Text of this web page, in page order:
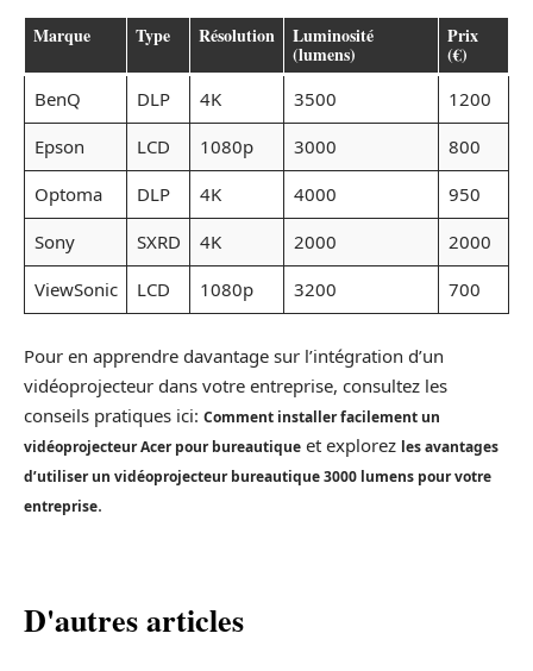
Marque Type Résolution Luminosité
(lumens)
Prix
(€)
BenQ DLP 4K 3500
1200
Epson
LCD 1080p 3000
800
Optoma
DLP 4K 4000
950
Sony
SXRD 4K 2000
2000
ViewSonic
LCD 1080p 3200 700
Pour en apprendre davantage sur l’intégration d’un
vidéoprojecteur dans votre entreprise, consultez les
conseils pratiques ici: Comment installer facilement un
vidéoprojecteur Acer pour bureautique et explorez les avantages
d’utiliser un vidéoprojecteur bureautique 3000 lumens pour votre
entreprise.
D'autres articles